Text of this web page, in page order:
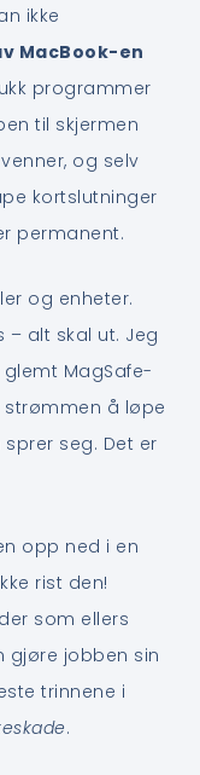
ikke
MacBook-en
programmer
til skjermen
og selv
kortslutninger
permanent.
og enheter.
– alt skal ut. Jeg
MagSafe-
å løpe
seg. Det er
opp ned i en
rist den!
som ellers
gjøre jobben sin
trinnene i
.